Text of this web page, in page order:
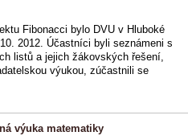
Fibonacci bylo DVU v Hluboké
2012. Účastníci byli seznámeni s
listů a jejich žákovských řešení,
výukou, zúčastnili se
výuka matematiky